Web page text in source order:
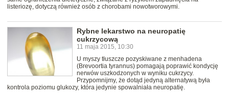
listeriozę, dotyczą również osób z chorobami nowotworowymi.
Rybne lekarstwo na neuropatię
cukrzycową
11 maja 2015, 10:30
U myszy tłuszcze pozyskiwane z menhadena
(Brevoortia tyrannus) pomagają poprawić kondycję
nerwów uszkodzonych w wyniku cukrzycy.
Przypomnijmy, że dotąd jedyną alternatywą była
kontrola poziomu glukozy, która jedynie spowalniała neuropatię.